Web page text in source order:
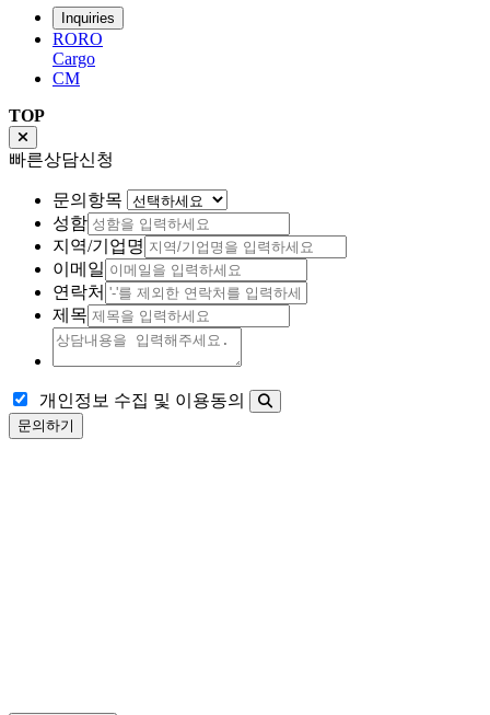
Inquiries
RORO
Cargo
CM
TOP
빠른상담신청
문의항목
성함
지역/기업명
이메일
연락처
제목
개인정보 수집 및 이용동의
문의하기